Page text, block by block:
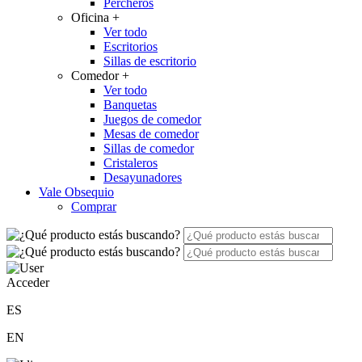
Percheros
Oficina +
Ver todo
Escritorios
Sillas de escritorio
Comedor+
Ver todo
Banquetas
Juegos de comedor
Mesas de comedor
Sillas de comedor
Cristaleros
Desayunadores
Vale Obsequio
Comprar
Acceder
ES
EN